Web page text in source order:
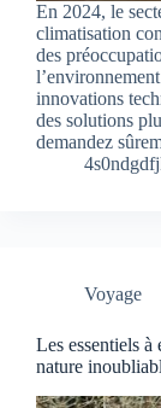
En 2024, le
climatisation
des
innovations
des solutions
demandez
Voyage
Les essentiels
nature